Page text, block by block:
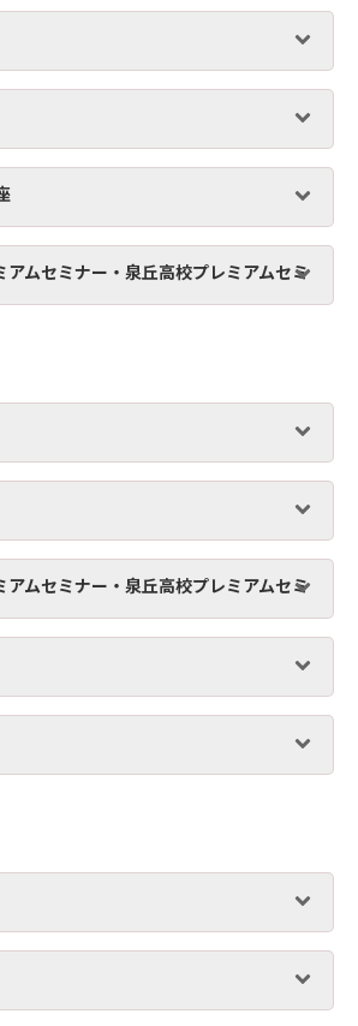
アムセミナー・泉丘高校プレミアムセミ
アムセミナー・泉丘高校プレミアムセミ